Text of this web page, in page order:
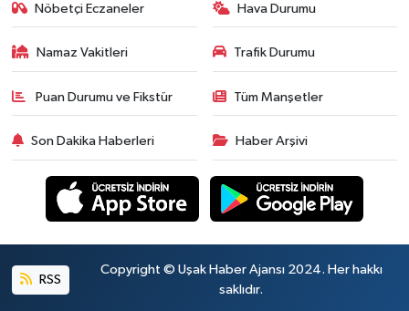
Nöbetçi Eczaneler Hava Durumu
Namaz Vakitleri Trafik Durumu
Puan Durumu ve Fikstür Tüm Manşetler
Son Dakika Haberleri Haber Arşivi
RSS
Copyright © Uşak Haber Ajansı 2024. Her hakkı
saklıdır.